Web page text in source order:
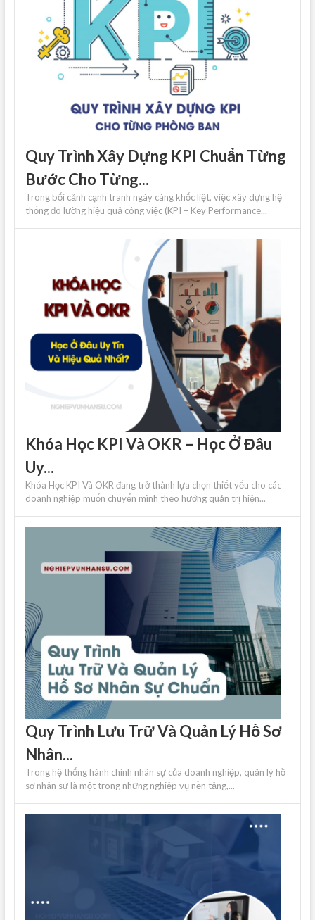
Quy Trình Xây Dựng KPI Chuẩn Từng
Bước Cho Từng...
Trong bối cảnh cạnh tranh ngày càng khốc liệt, việc xây dựng hệ
thống đo lường hiệu quả công việc (KPI – Key Performance...
Khóa Học KPI Và OKR – Học Ở Đâu
Uy...
Khóa Học KPI Và OKR đang trở thành lựa chọn thiết yếu cho các
doanh nghiệp muốn chuyển mình theo hướng quản trị hiện...
Quy Trình Lưu Trữ Và Quản Lý Hồ Sơ
Nhân...
Trong hệ thống hành chính nhân sự của doanh nghiệp, quản lý hồ
sơ nhân sự là một trong những nghiệp vụ nền tảng,...